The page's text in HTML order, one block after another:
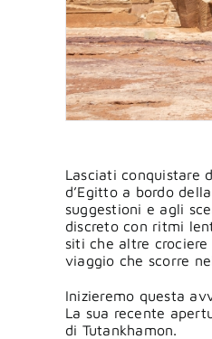
Lasciati conquistare
d’Egitto a bordo
suggestioni e agli
discreto con ritmi
siti che altre
viaggio che scorre
Inizieremo questa
La sua recente
di Tutankhamon.